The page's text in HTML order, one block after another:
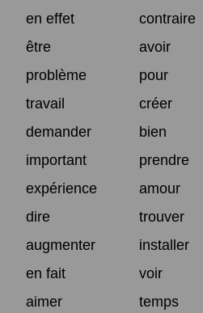
en effet
contraire
être
avoir
problème
pour
travail
créer
demander
bien
important
prendre
expérience
amour
dire
trouver
augmenter
installer
en fait
voir
aimer
temps